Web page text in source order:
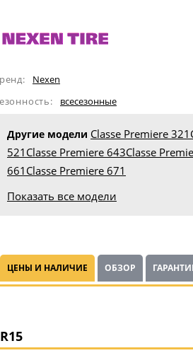
Nexen
всесезонные
Другие модели Classe Premiere 321
521 Classe Premiere 643Classe
661 Classe Premiere 671
Показать все модели
ЦЕНЫ И НАЛИЧИЕ ОБЗОР
R15